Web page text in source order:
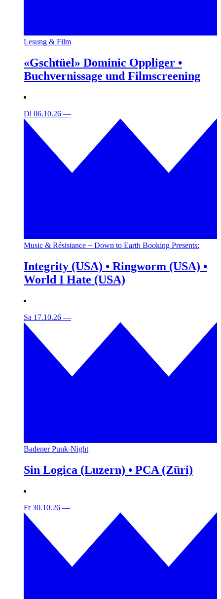
Lesung & Film
«Gschtüel» Dominic Oppliger •
Buchvernissage und Filmscreening
Di 06.10.26 —
Music & Résistance + Down to Earth Booking Presents:
Integrity (USA) • Ringworm (USA) •
World I Hate (USA)
Sa 17.10.26 —
Badener Punk-Night
Sin Logica (Luzern) • PCA (Züri)
Fr 30.10.26 —